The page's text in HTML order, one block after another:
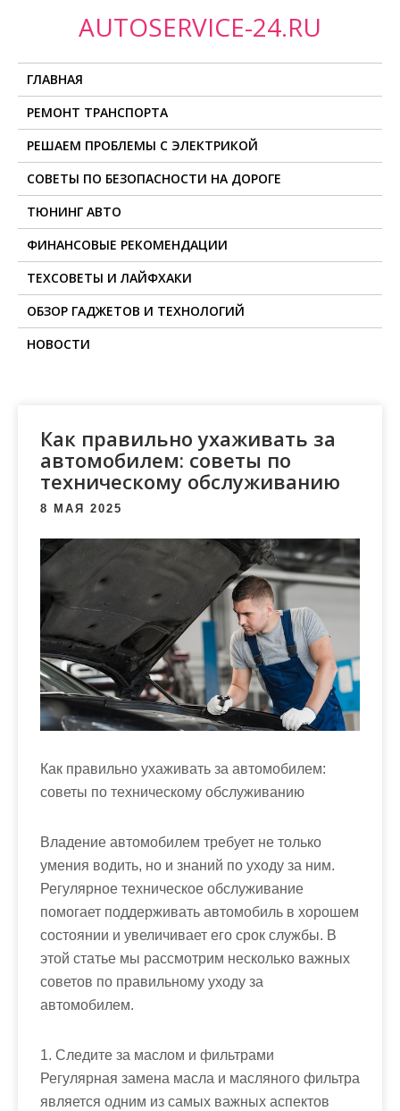
AUTOSERVICE-24.RU
ГЛАВНАЯ
РЕМОНТ ТРАНСПОРТА
РЕШАЕМ ПРОБЛЕМЫ С ЭЛЕКТРИКОЙ
СОВЕТЫ ПО БЕЗОПАСНОСТИ НА ДОРОГЕ
ТЮНИНГ АВТО
ФИНАНСОВЫЕ РЕКОМЕНДАЦИИ
ТЕХСОВЕТЫ И ЛАЙФХАКИ
ОБЗОР ГАДЖЕТОВ И ТЕХНОЛОГИЙ
НОВОСТИ
Как правильно ухаживать за
автомобилем: советы по
техническому обслуживанию
8 МАЯ 2025
Как правильно ухаживать за автомобилем:
советы по техническому обслуживанию
Владение автомобилем требует не только
умения водить, но и знаний по уходу за ним.
Регулярное техническое обслуживание
помогает поддерживать автомобиль в хорошем
состоянии и увеличивает его срок службы. В
этой статье мы рассмотрим несколько важных
советов по правильному уходу за
автомобилем.
1. Следите за маслом и фильтрами
Регулярная замена масла и масляного фильтра
является одним из самых важных аспектов